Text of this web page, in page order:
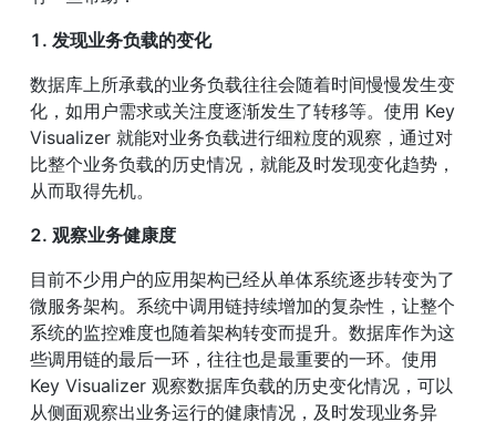
1. 发现业务负载的变化
数据库上所承载的业务负载往往会随着时间慢慢发生变
化，如用户需求或关注度逐渐发生了转移等。使用 Key
Visualizer 就能对业务负载进行细粒度的观察，通过对
比整个业务负载的历史情况，就能及时发现变化趋势，
从而取得先机。
2. 观察业务健康度
目前不少用户的应用架构已经从单体系统逐步转变为了
微服务架构。系统中调用链持续增加的复杂性，让整个
系统的监控难度也随着架构转变而提升。数据库作为这
些调用链的最后一环，往往也是最重要的一环。使用
Key Visualizer 观察数据库负载的历史变化情况，可以
从侧面观察出业务运行的健康情况，及时发现业务异